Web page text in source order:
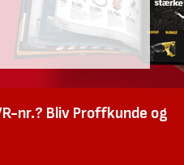
nr.? Bliv Proffkunde og